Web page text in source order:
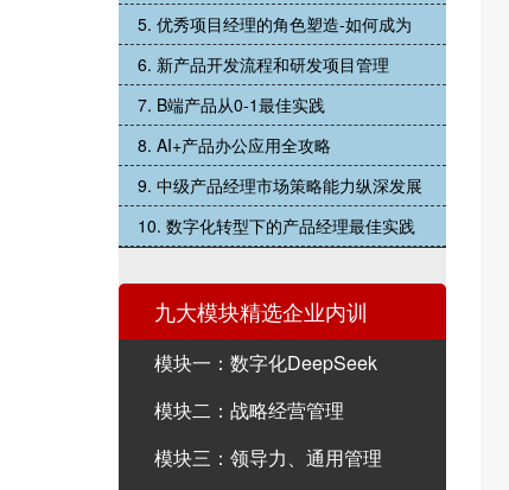
5. 优秀项目经理的角色塑造-如何成为
6. 新产品开发流程和研发项目管理
7. B端产品从0-1最佳实践
8. AI+产品办公应用全攻略
9. 中级产品经理市场策略能力纵深发展
10. 数字化转型下的产品经理最佳实践
九大模块精选企业内训
模块一：数字化DeepSeek
模块二：战略经营管理
模块三：领导力、通用管理